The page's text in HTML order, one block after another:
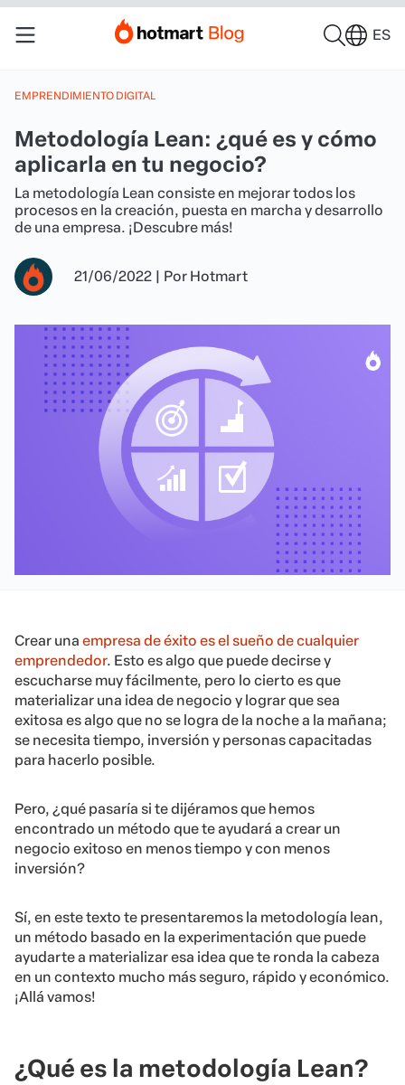
ES
EMPRENDIMIENTO DIGITAL
Metodología Lean: ¿qué es y cómo
aplicarla en tu negocio?
La metodología Lean consiste en mejorar todos los
procesos en la creación, puesta en marcha y desarrollo
de una empresa. ¡Descubre más!
21/06/2022 | Por Hotmart
Crear una empresa de éxito es el sueño de cualquier
emprendedor. Esto es algo que puede decirse y
escucharse muy fácilmente, pero lo cierto es que
materializar una idea de negocio y lograr que sea
exitosa es algo que no se logra de la noche a la mañana;
se necesita tiempo, inversión y personas capacitadas
para hacerlo posible.
Pero, ¿qué pasaría si te dijéramos que hemos
encontrado un método que te ayudará a crear un
negocio exitoso en menos tiempo y con menos
inversión?
Sí, en este texto te presentaremos la metodología lean,
un método basado en la experimentación que puede
ayudarte a materializar esa idea que te ronda la cabeza
en un contexto mucho más seguro, rápido y económico.
¡Allá vamos!
¿Qué es la metodología Lean?